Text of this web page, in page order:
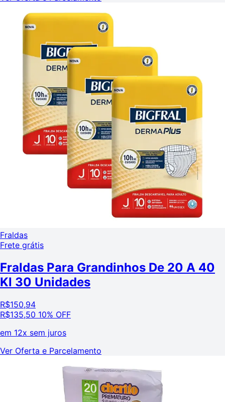
Fraldas
Frete grátis
Fraldas Para Grandinhos De 20 A 40
Kl 30 Unidades
R$150,94
R$135,50 10% OFF
em 12x sem juros
Ver Oferta e Parcelamento